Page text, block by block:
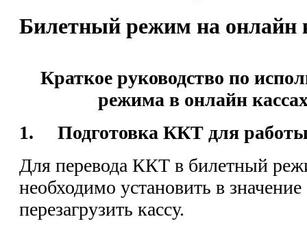
Билетный режим на онлайн
Краткое руководство по
режима в онлайн
1. Подготовка ККТ для
Для перевода ККТ в билетный
необходимо установить в
перезагрузить кассу.